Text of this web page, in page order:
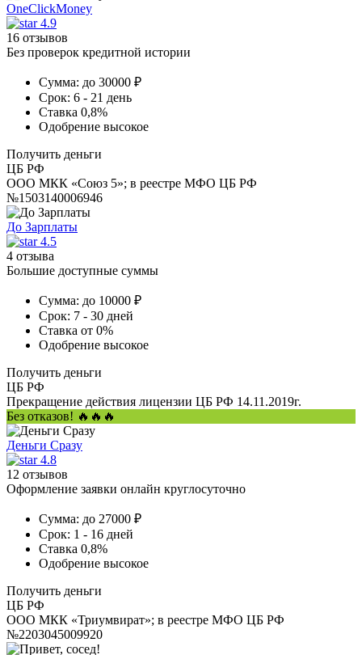
OneClickMoney
4.9
16 отзывов
Без проверок кредитной истории
Сумма: до 30000 ₽
Срок: 6 - 21 день
Ставка 0,8%
Одобрение высокое
Получить деньги
ЦБ РФ
ООО МКК «Союз 5»; в реестре МФО ЦБ РФ
№1503140006946
До Зарплаты
4.5
4 отзыва
Большие доступные суммы
Сумма: до 10000 ₽
Срок: 7 - 30 дней
Ставка от 0%
Одобрение высокое
Получить деньги
ЦБ РФ
Прекращение действия лицензии ЦБ РФ 14.11.2019г.
Без отказов! 🔥🔥🔥
Деньги Сразу
4.8
12 отзывов
Оформление заявки онлайн круглосуточно
Сумма: до 27000 ₽
Срок: 1 - 16 дней
Ставка 0,8%
Одобрение высокое
Получить деньги
ЦБ РФ
ООО МКК «Триумвират»; в реестре МФО ЦБ РФ
№2203045009920